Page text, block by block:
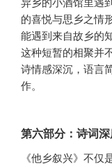
的喜悦与思乡之情
能遇到来自故乡的
这种短暂的相聚并
诗情感深沉，语言
作。
第六部分：诗词
《他乡叙兴》不